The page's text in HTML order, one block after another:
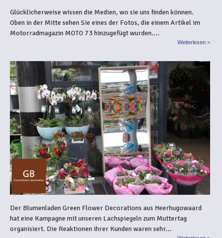
Glücklicherweise wissen die Medien, wo sie uns finden können.
Oben in der Mitte sehen Sie eines der Fotos, die einem Artikel im
Motorradmagazin MOTO 73 hinzugefügt wurden....
Weiterlesen >
Der Blumenladen Green Flower Decorations aus Heerhugowaard
hat eine Kampagne mit unseren Lachspiegeln zum Muttertag
organisiert. Die Reaktionen ihrer Kunden waren sehr...